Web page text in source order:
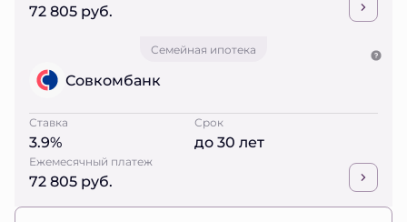
72 805 руб.
Семейная ипотека
Совкомбанк
Ставка
3.9%
Срок
до 30 лет
Ежемесячный платеж
72 805 руб.